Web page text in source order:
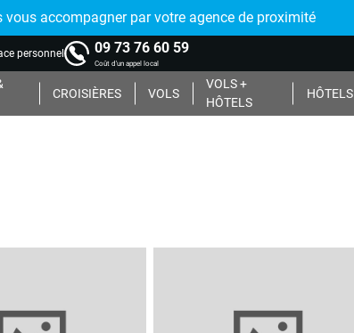
vous accompagner par votre agence de proximité
personnel 09 73 76 60 59
Coût d'un appel local
CROISIÈRES VOLS
VOLS +
HÔTELS
HÔTELS